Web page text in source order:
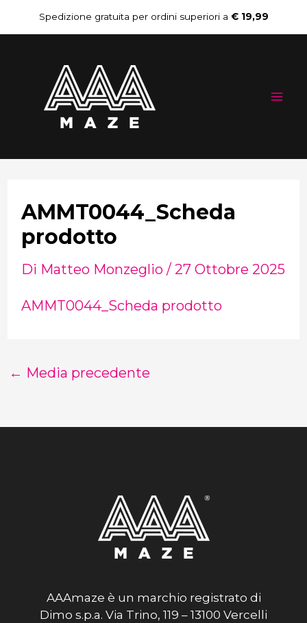
al
contenuto
Spedizione gratuita per ordini superiori a € 19,99
AMMT0044_Scheda
prodotto
Di Matteo Monzeglio / 27 Ottobre 2025
AMMT0044_Scheda prodotto
Navigazione
articoli
← Media precedente
AAAmaze è un marchio registrato di
Dimo s.p.a. Via Trino, 119 – 13100 Vercelli